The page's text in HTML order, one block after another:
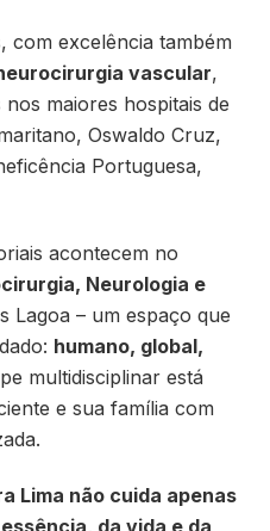
com excelência também
vascular,
maiores hospitais de
Oswaldo Cruz,
Portuguesa,
acontecem no
Neurologia e
Lagoa – um espaço que
humano, global,
multidisciplinar está
e sua família com
Lima não cuida apenas